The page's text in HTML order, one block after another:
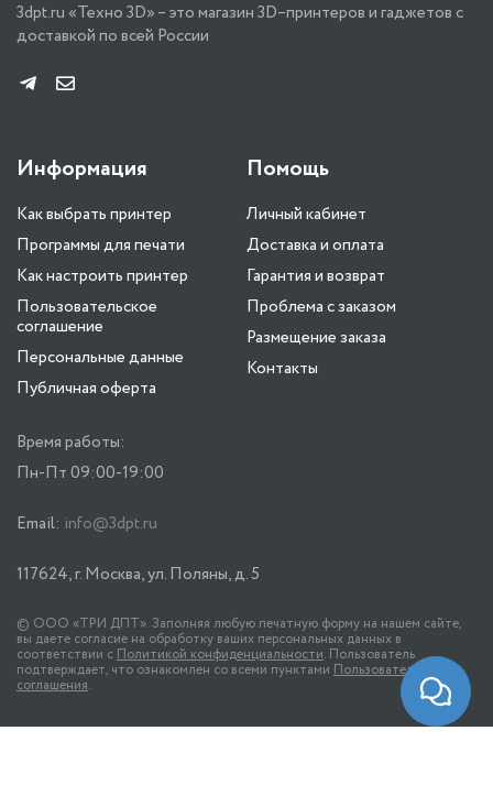
3dpt.ru «Техно 3D» – это магазин 3D–принтеров и гаджетов с
доставкой по всей России
Информация
Как выбрать принтер
Программы для печати
Как настроить принтер
Пользовательское
соглашение
Персональные данные
Публичная оферта
Помощь
Личный кабинет
Доставка и оплата
Гарантия и возврат
Проблема с заказом
Размещение заказа
Контакты
Время работы:
Пн-Пт 09:00-19:00
Email: info@3dpt.ru
117624, г. Москва, ул. Поляны, д. 5
© ООО «ТРИ ДПТ». Заполняя любую печатную форму на нашем сайте,
вы даете согласие на обработку ваших персональных данных в
соответствии с Политикой конфиденциальности. Пользователь
подтверждает, что ознакомлен со всеми пунктами Пользовательского
соглашения.